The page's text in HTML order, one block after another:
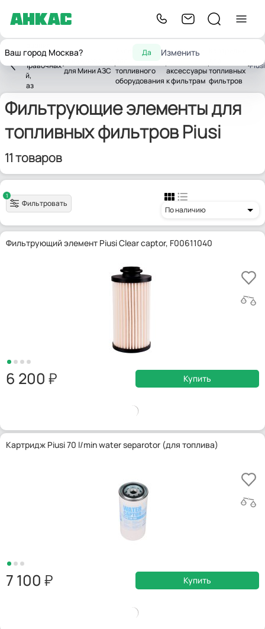
Ваш город Москва? Да Изменить
Оборудование
для
автозаправочных
станций,
нефтебаз
для Мини АЗС
Аксессуары
топливного
оборудования
Картриджи
аксессуары
к фильтрам
топливных
фильтров
Piusi
Фильтрующие элементы для
топливных фильтров Piusi
11 товаров
1
Фильтровать
По наличию
Фильтрующий элемент Piusi Clear captor, F00611040
6 200 Купить
Картридж Piusi 70 l/min water separotor (для топлива)
7 100 Купить